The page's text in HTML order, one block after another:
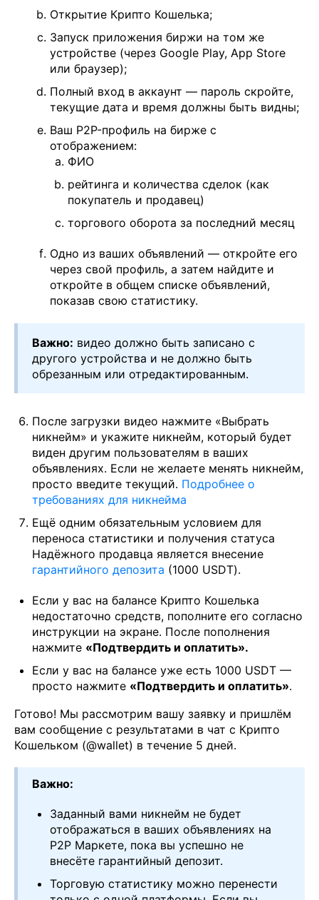
Открытие Крипто Кошелька;
Запуск приложения биржи на том же
устройстве (через Google Play, App Store
или браузер);
Полный вход в аккаунт — пароль скройте,
текущие дата и время должны быть видны;
Ваш P2P-профиль на бирже с
отображением:
ФИО
рейтинга и количества сделок (как
покупатель и продавец)
торгового оборота за последний месяц
Одно из ваших объявлений — откройте его
через свой профиль, а затем найдите и
откройте в общем списке объявлений,
показав свою статистику.
Важно: видео должно быть записано с
другого устройства и не должно быть
обрезанным или отредактированным.
После загрузки видео нажмите «Выбрать
никнейм» и укажите никнейм, который будет
виден другим пользователям в ваших
объявлениях. Если не желаете менять никнейм,
просто введите текущий. Подробнее о
требованиях для никнейма
Ещё одним обязательным условием для
переноса статистики и получения статуса
Надёжного продавца является внесение
гарантийного депозита (1000 USDT).
Если у вас на балансе Крипто Кошелька
недостаточно средств, пополните его согласно
инструкции на экране. После пополнения
нажмите «Подтвердить и оплатить».
Если у вас на балансе уже есть 1000 USDT —
просто нажмите «Подтвердить и оплатить».
Готово! Мы рассмотрим вашу заявку и пришлём
вам сообщение с результатами в чат с Крипто
Кошельком (@wallet) в течение 5 дней.
Важно:
Заданный вами никнейм не будет
отображаться в ваших объявлениях на
P2P Маркете, пока вы успешно не
внесёте гарантийный депозит.
Торговую статистику можно перенести